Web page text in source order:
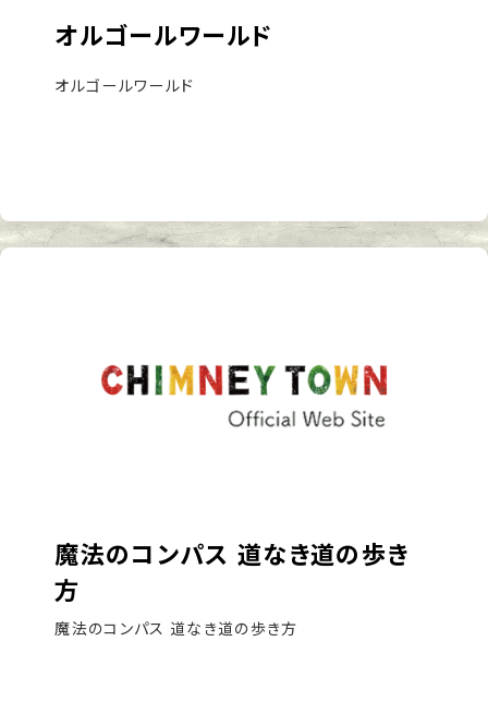
オルゴールワールド
オルゴールワールド
魔法のコンパス 道なき道の歩き
方
魔法のコンパス 道なき道の歩き方